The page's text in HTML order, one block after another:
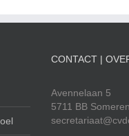
CONTACT |
Avennelaan 5
5711 BB Someren